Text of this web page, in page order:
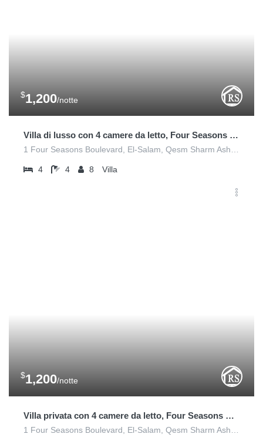
$1,200/notte
Villa di lusso con 4 camere da letto, Four Seasons Sharm El Sheikh
4 4 8 Villa
$1,200/notte
Villa privata con 4 camere da letto, Four Seasons Sharm El Sheikh